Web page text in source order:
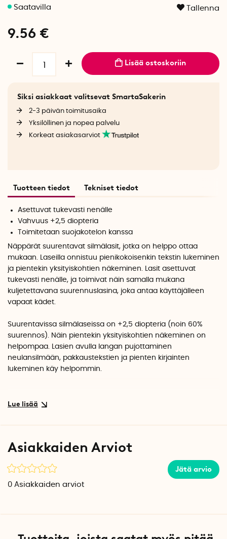
Tallenna
9.56 €
Lisää ostoskoriin
Siksi asiakkaat valitsevat SmartaSakerin
2-3 päivän toimitusaika
Yksilöllinen ja nopea palvelu
Korkeat asiakasarviot
Tuotteen tiedot Tekniset tiedot
Asettuvat tukevasti nenälle
Vahvuus +2,5 diopteria
Toimitetaan suojakotelon kanssa
Näppärät suurentavat silmälasit, jotka on helppo ottaa
mukaan. Laseilla onnistuu pienikokoisenkin tekstin lukeminen
ja pientekin yksityiskohtien näkeminen. Lasit asettuvat
tukevasti nenälle, ja toimivat näin samalla mukana
kuljetettavana suurennuslasina, joka antaa käyttäjälleen
vapaat kädet.
Suurentavissa silmälaseissa on +2,5 diopteria (noin 60%
suurennos). Näin pientekin yksityiskohtien näkeminen on
helpompaa. Lasien avulla langan pujottaminen
neulansilmään, pakkaustekstien ja pienten kirjainten
lukeminen käy helpommin.
Suurentavat silmälasit ilman sankoja
laseille voi olla joko ylempänä tai alempana nenänvartta.
Turvalliset säilyttää mukana tulevassa
huopakotelossa
Asiakkaiden Arviot
Jätä arvio
0 Asiakkaiden arviot